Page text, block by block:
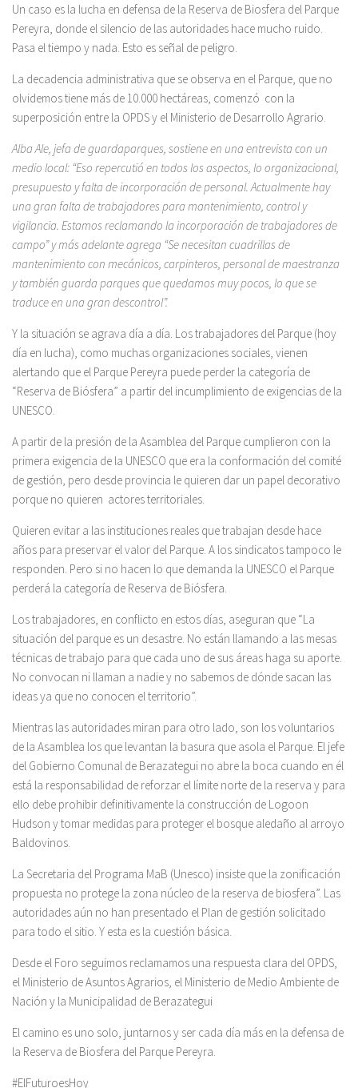
Un caso es la lucha en defensa de la Reserva de Biosfera del Parque
Pereyra, donde el silencio de las autoridades hace mucho ruido.
Pasa el tiempo y nada. Esto es señal de peligro.
La decadencia administrativa que se observa en el Parque, que no
olvidemos tiene más de 10.000 hectáreas, comenzó con la
superposición entre la OPDS y el Ministerio de Desarrollo Agrario.
Alba Ale, jefa de guardaparques, sostiene en una entrevista con un
medio local: “Eso repercutió en todos los aspectos, lo organizacional,
presupuesto y falta de incorporación de personal. Actualmente hay
una gran falta de trabajadores para mantenimiento, control y
vigilancia. Estamos reclamando la incorporación de trabajadores de
campo” y más adelante agrega “Se necesitan cuadrillas de
mantenimiento con mecánicos, carpinteros, personal de maestranza
y también guarda parques que quedamos muy pocos, lo que se
traduce en una gran descontrol”.
Y la situación se agrava día a día. Los trabajadores del Parque (hoy
día en lucha), como muchas organizaciones sociales, vienen
alertando que el Parque Pereyra puede perder la categoría de
“Reserva de Biósfera” a partir del incumplimiento de exigencias de la
UNESCO.
A partir de la presión de la Asamblea del Parque cumplieron con la
primera exigencia de la UNESCO que era la conformación del comité
de gestión, pero desde provincia le quieren dar un papel decorativo
porque no quieren actores territoriales.
Quieren evitar a las instituciones reales que trabajan desde hace
años para preservar el valor del Parque. A los sindicatos tampoco le
responden. Pero si no hacen lo que demanda la UNESCO el Parque
perderá la categoría de Reserva de Biósfera.
Los trabajadores, en conflicto en estos días, aseguran que “La
situación del parque es un desastre. No están llamando a las mesas
técnicas de trabajo para que cada uno de sus áreas haga su aporte.
No convocan ni llaman a nadie y no sabemos de dónde sacan las
ideas ya que no conocen el territorio”.
Mientras las autoridades miran para otro lado, son los voluntarios
de la Asamblea los que levantan la basura que asola el Parque. El jefe
del Gobierno Comunal de Berazategui no abre la boca cuando en él
está la responsabilidad de reforzar el límite norte de la reserva y para
ello debe prohibir definitivamente la construcción de Logoon
Hudson y tomar medidas para proteger el bosque aledaño al arroyo
Baldovinos.
La Secretaria del Programa MaB (Unesco) insiste que la zonificación
propuesta no protege la zona núcleo de la reserva de biosfera”. Las
autoridades aún no han presentado el Plan de gestión solicitado
para todo el sitio. Y esta es la cuestión básica.
Desde el Foro seguimos reclamamos una respuesta clara del OPDS,
el Ministerio de Asuntos Agrarios, el Ministerio de Medio Ambiente de
Nación y la Municipalidad de Berazategui
El camino es uno solo, juntarnos y ser cada día más en la defensa de
la Reserva de Biosfera del Parque Pereyra.
#ElFuturoesHoy